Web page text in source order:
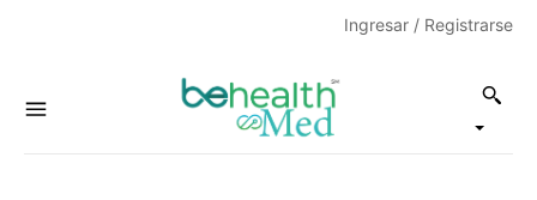
Ingresar / Registrarse